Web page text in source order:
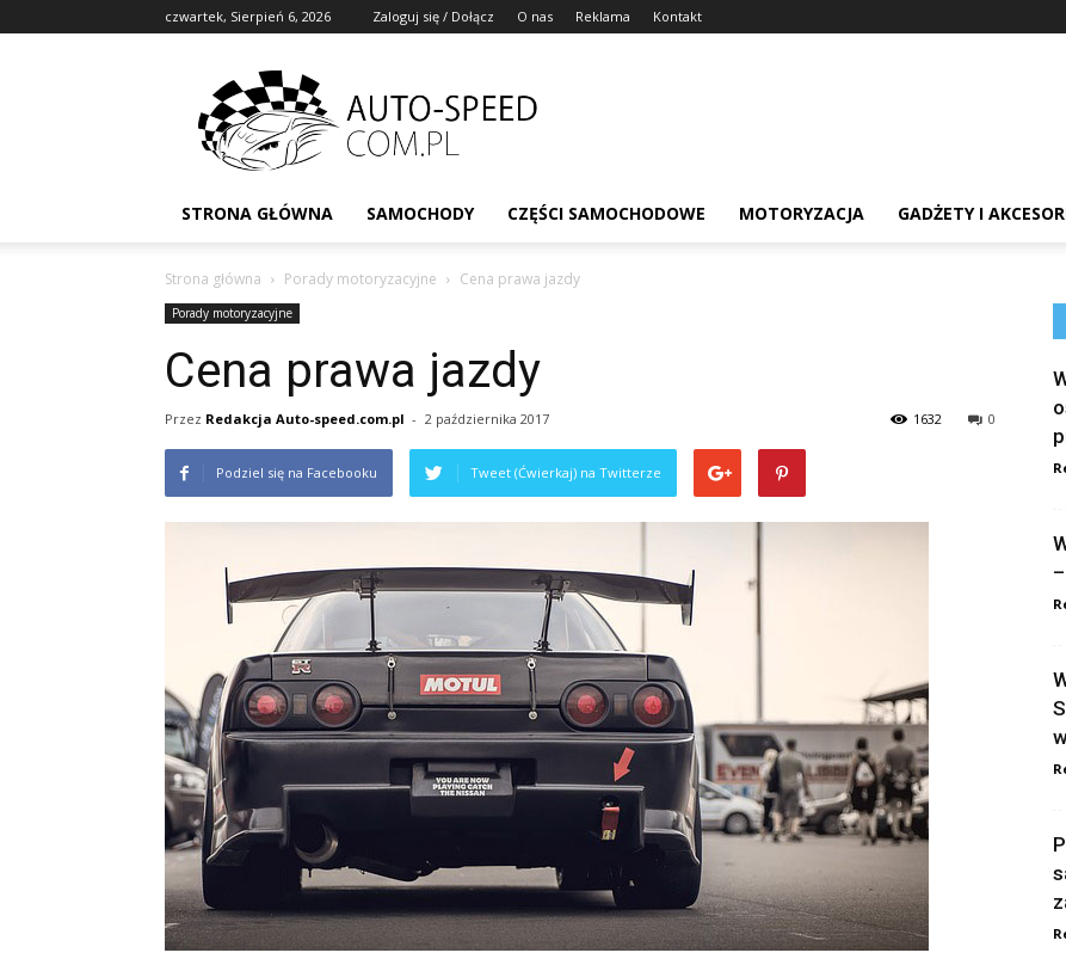
czwartek, Sierpień 6, 2026 Zaloguj się / Dołącz O nas Reklama Kontakt
STRONA GŁÓWNA SAMOCHODY CZĘŚCI SAMOCHODOWE MOTORYZACJA GADŻETY I
Strona główna Porady motoryzacyjne Cena prawa jazdy
Porady motoryzacyjne
Cena prawa jazdy
Przez Redakcja Auto-speed.com.pl - 2 października 2017 0
1632
Podziel się na Facebooku Tweet (Ćwierkaj) na Twitterze